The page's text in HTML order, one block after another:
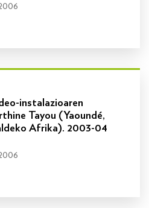
instalazioaren
Tayou (Yaoundé,
Afrika). 2003-04